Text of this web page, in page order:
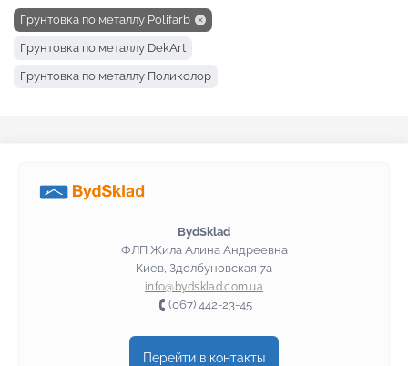
Грунтовка по металлу Polifarb
Грунтовка по металлу DekArt
Грунтовка по металлу Поликолор
BydSklad
ФЛП Жила Алина Андреевна
Киев, Здолбуновская 7а
info@bydsklad.com.ua
(067) 442-23-45
Перейти в контакты